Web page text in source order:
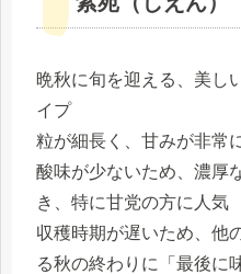
晩秋に旬を迎える、美し
イプ
粒が細長く、甘みが非常
酸味が少ないため、濃厚
き、特に甘党の方に人気
収穫時期が遅いため、他
る秋の終わりに「最後に